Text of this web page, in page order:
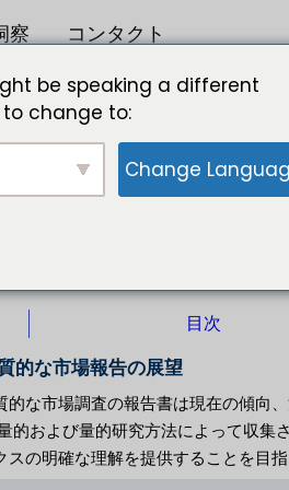
察 コンタクト
で で で で で で で で で
で で で で
成長の機会 タイプによって-ポリ
目次
的な市場報告の展望
な市場調査の報告書は現在の傾向
的および量的研究方法によって収
の明確な理解を提供することを目
be speaking a different
change to:
Change